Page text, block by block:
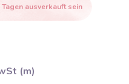
ausverkauft sein
(m)